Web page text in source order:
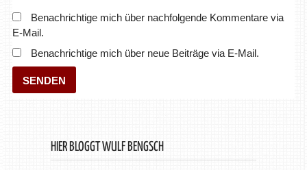
Benachrichtige mich über nachfolgende Kommentare via
E-Mail.
Benachrichtige mich über neue Beiträge via E-Mail.
HIER BLOGGT WULF BENGSCH